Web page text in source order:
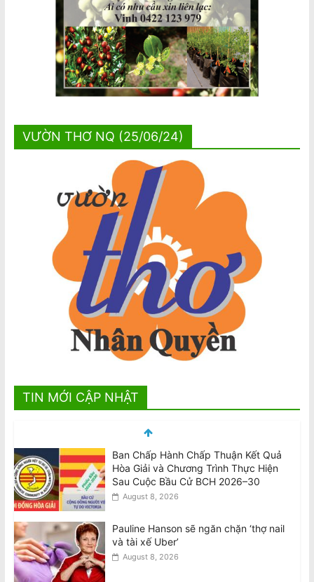
VƯỜN THƠ NQ (25/06/24)
TIN MỚI CẬP NHẬT
Ban Chấp Hành Chấp Thuận Kết Quả
Hòa Giải và Chương Trình Thực Hiện
Sau Cuộc Bầu Cử BCH 2026–30
August 8, 2026
Pauline Hanson sẽ ngăn chặn ‘thợ nail
và tài xế Uber’
August 8, 2026